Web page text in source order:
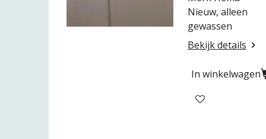
Nieuw, alleen
gewassen
Bekijk details
In winkelwagen